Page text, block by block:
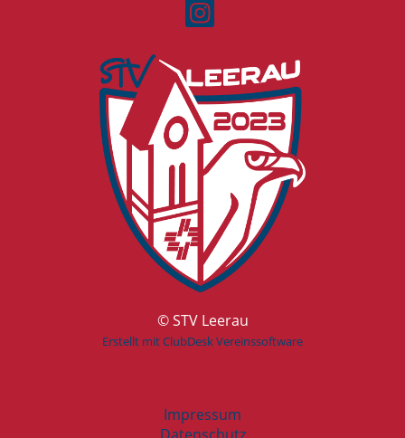
© STV Leerau
Erstellt mit ClubDesk Vereinssoftware
Impressum